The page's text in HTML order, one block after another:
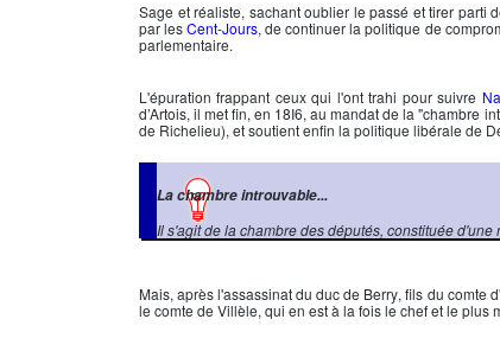
Sage et réaliste, sachant oublier le passé et tirer parti
par lesCent-Jours, de continuer la politique de
parlementaire.
L'épuration frappant ceux qui l'ont trahi pour suivre
d’Artois, il met fin, en 18I6, au mandat de la "chambre
de Richelieu), et soutient enfin la politique libérale de
La chambre introuvable...
Il s'agit de la chambre des députés, constituée
Mais, après l'assassinat duduc de Berry, fils du comte
le comte de Villèle, qui en est à la fois le chef et le plus